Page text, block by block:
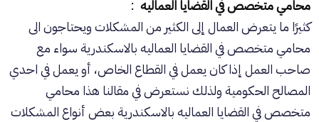
محامي متخصص في القضايا العماليه :
كثيرًا ما يتعرض العمال إلى الكثير من المشكلات ويحتاجون الى
محامي متخصص في القضايا العماليه بالاسكندرية سواء مع
صاحب العمل إذا كان يعمل في القطاع الخاص، أو يعمل في احدي
المصالح الحكومية ولذلك نستعرض في مقالنا هذا محامي
متخصص في القضايا العماليه بالاسكندرية بعض أنواع المشكلات